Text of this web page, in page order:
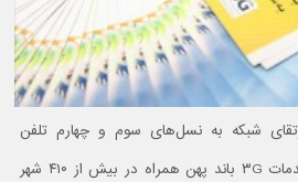
شبکه به نسل‌های سوم و چهارم تلفن
همراه و ارائه موفقیت‌آمیز خدمات ۳G باند پهن همراه در بیش از ۴۱۰ شهر